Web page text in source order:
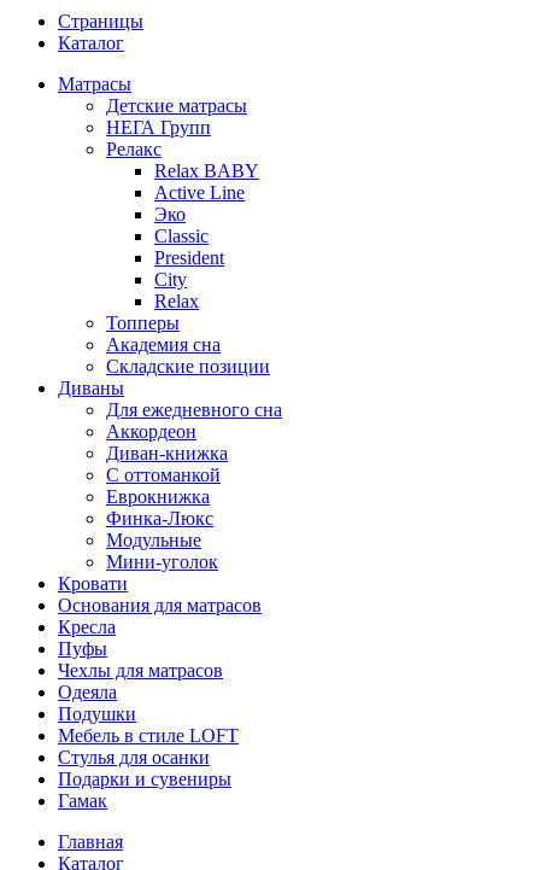
Страницы
Каталог
Матрасы
Детские матрасы
НЕГА Групп
Релакс
Relax BABY
Active Line
Эко
Classic
President
City
Relax
Топперы
Академия сна
Складские позиции
Диваны
Для ежедневного сна
Аккордеон
Диван-книжка
С оттоманкой
Еврокнижка
Финка-Люкс
Модульные
Мини-уголок
Кровати
Основания для матрасов
Кресла
Пуфы
Чехлы для матрасов
Одеяла
Подушки
Мебель в стиле LOFT
Стулья для осанки
Подарки и сувениры
Гамак
Главная
Каталог